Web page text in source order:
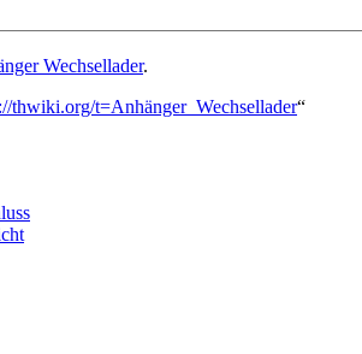
Wechsellader.
thwiki.org/t=Anhänger_Wechsellader“